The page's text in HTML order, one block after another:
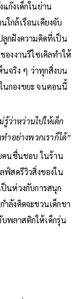
ก๊งเด็กในย่าน
ใกล้เรือนเคียงจับ
กฝังความคิดที่เป็น
งงานรีไซเคิลทำให้
นจริง ๆ ว่าทุกสิ่งบน
นกองขยะ จนตอนนี้
รู้ว่าหว่านไปให้เด็ก
ำอย่างพวกเราก็ได้”
คนชื่นชอบ ในร้าน
ฟ์สดรีวิวสิ่งของใน
นห่วงกับการสนุก
ลังคิดจะชวนเด็กขา
พลาสติกให้เด็กรุ่น